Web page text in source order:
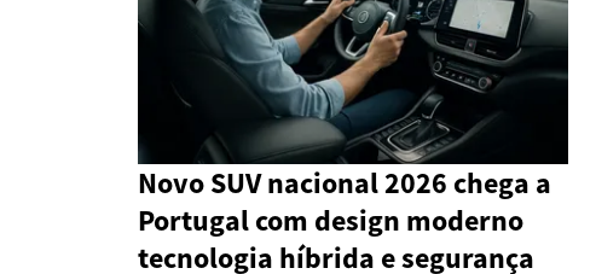
Novo SUV nacional 2026 chega a
Portugal com design moderno
tecnologia híbrida e segurança